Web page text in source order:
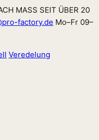
MASS SEIT ÜBER 20
factory.de Mo–Fr 09–
Veredelung